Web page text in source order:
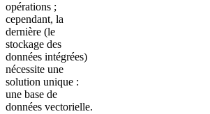
opérations ;
cependant, la
dernière (le
stockage des
données intégrées)
nécessite une
solution unique :
une base de
données vectorielle.